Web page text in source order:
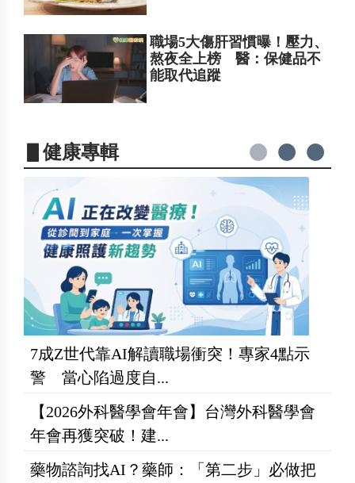
職場5大傷肝習慣曝！壓力、
熬夜全上榜 醫：保健品不
能取代追蹤
▋健康專輯
7成Z世代靠AI解讀職場衝突！專家4點示
警 當心陷過度自...
【2026外科醫學會年會】台灣外科醫學會
年會再獲突破！建...
藥物諮詢找AI？藥師：「第二步」必做把